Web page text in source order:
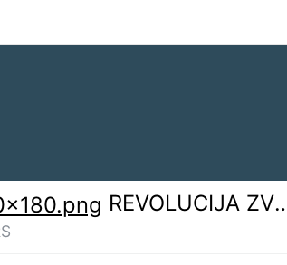
REVOLUCIJA ZVUKA: Srpski naučnik razvio zvučnik tanak kao papir